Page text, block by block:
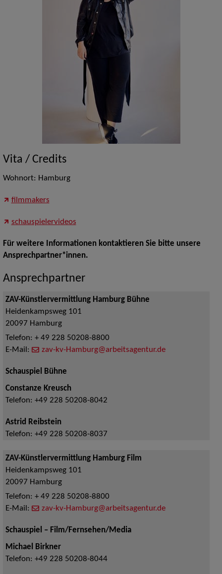
Vita / Credits
Wohnort: Hamburg
filmmakers
schauspielervideos
Für weitere Informationen kontaktieren Sie bitte unsere
Ansprechpartner*innen.
Ansprechpartner
ZAV-Künstlervermittlung Hamburg Bühne
Heidenkampsweg 101
20097 Hamburg
Telefon: + 49 228 50208-8800
E-Mail:
zav-kv-Hamburg@arbeitsagentur.de
Schauspiel Bühne
Constanze Kreusch
Telefon: +49 228 50208-8042
Astrid Reibstein
Telefon: +49 228 50208-8037
ZAV-Künstlervermittlung Hamburg Film
Heidenkampsweg 101
20097 Hamburg
Telefon: + 49 228 50208-8800
E-Mail:
zav-kv-Hamburg@arbeitsagentur.de
Schauspiel – Film/Fernsehen/Media
Michael Birkner
Telefon: +49 228 50208-8044